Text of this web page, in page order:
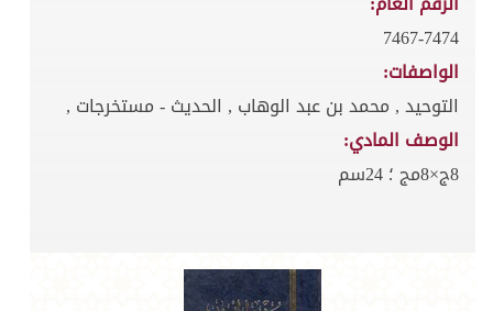
7467-7474
الواصفات:
التوحيد , محمد بن عبد الوهاب , الحديث - مستخرجات ,
الوصف المادي:
8ج×8مج ؛ 24سم